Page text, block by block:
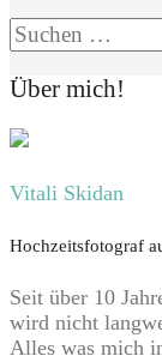
Suchen
nach:
Über mich!
Vitali Skidan
Hochzeitsfotograf
Seit über 10
wird nicht
Alles was mich